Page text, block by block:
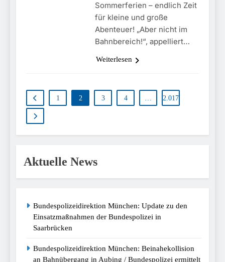
Sommerferien – endlich Zeit
für kleine und große
Abenteuer! „Aber nicht im
Bahnbereich!“, appelliert…
Weiterlesen
1 2 3 4 … 2.017
Aktuelle News
Bundespolizeidirektion München: Update zu den
Einsatzmaßnahmen der Bundespolizei in
Saarbrücken
Bundespolizeidirektion München: Beinahekollision
an Bahnübergang in Aubing / Bundespolizei ermittelt